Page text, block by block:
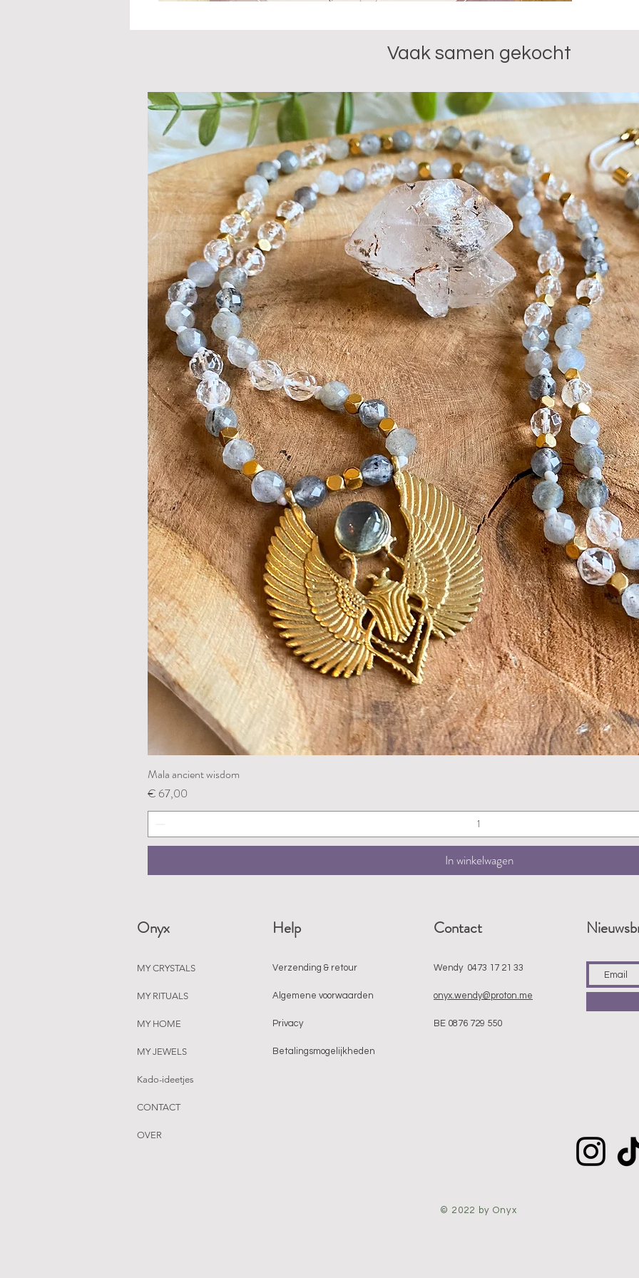
Vaak samen gekocht
Mala ancient wisdom
Prijs
€ 67,00
In winkelwagen
Onyx
MY CRYSTALS
MY RITUALS
MY HOME
MY JEWELS
Kado-ideetjes
CONTACT
OVER
Help
Verzending & retour
Algemene voorwaarden
Privacy
Betalingsmogelijkheden
Contact
Wendy 0473 17 21 33
onyx.wendy@proton.me
BE 0876 729 550
© 2022 by Onyx